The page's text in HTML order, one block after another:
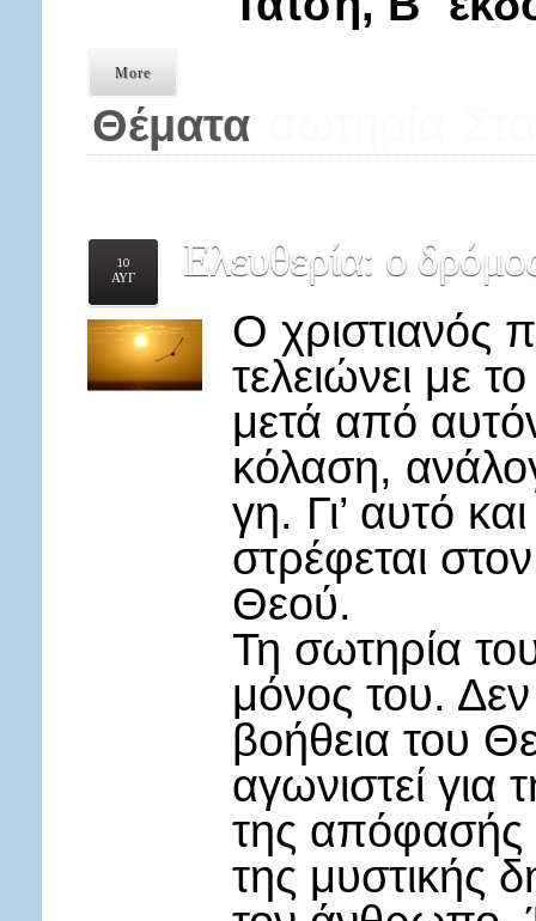
More
Θέματα
10
ΑΥΓ
Ελευθερία: ο
Ο χριστιανός
τελειώνει με
μετά από
κόλαση,
γη. Γι’ αυτό
στρέφεται
Θεού.
Τη σωτηρία
μόνος του. Δεν
βοήθεια του
αγωνιστεί
της απόφασής
της μυστικής